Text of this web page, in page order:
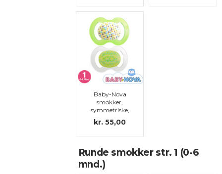
Baby-Nova
smokker,
symmetriske,
silikon, str.1
(grønn,
kr. 55,00
Runde smokker str. 1 (0-6
mnd.)